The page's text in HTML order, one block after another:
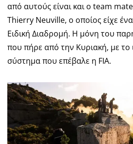
από αυτούς είναι και ο team
Thierry Neuville, ο οποίος είχε
Ειδική Διαδρομή. Η μόνη του
που πήρε από την Κυριακή, με το
σύστημα που επέβαλε η FIA.